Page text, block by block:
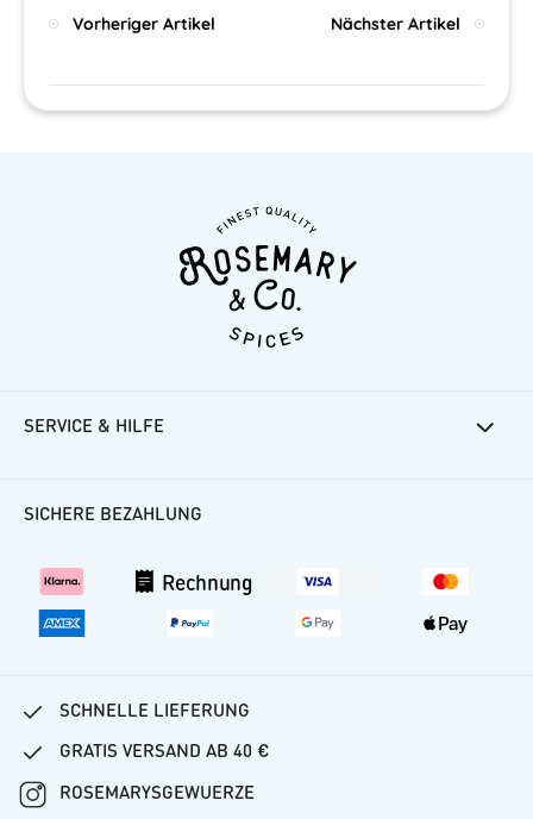
Vorheriger Artikel Nächster Artikel
SERVICE & HILFE
Versand
Vertrag widerrufen
SICHERE BEZAHLUNG
Rechnung
SCHNELLE LIEFERUNG
GRATIS VERSAND AB 40 €
ROSEMARYSGEWUERZE